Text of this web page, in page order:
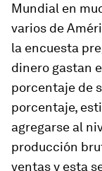
Mundial en
varios de
la encuesta
dinero gastan
porcentaje de
porcentaje,
agregarse al
producción
ventas y esta